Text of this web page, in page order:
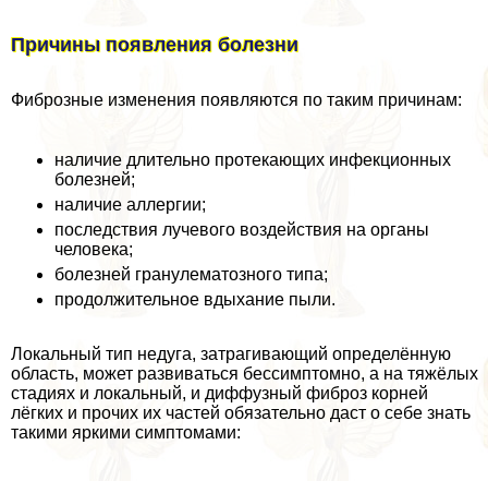
Причины появления болезни
Фиброзные изменения появляются по таким причинам:
наличие длительно протекающих инфекционных
болезней;
наличие аллергии;
последствия лучевого воздействия на органы
человека;
болезней гранулематозного типа;
продолжительное вдыхание пыли.
Локальный тип недуга, затрагивающий определённую
область, может развиваться бессимптомно, а на тяжёлых
стадиях и локальный, и диффузный фиброз корней
лёгких и прочих их частей обязательно даст о себе знать
такими яркими симптомами: